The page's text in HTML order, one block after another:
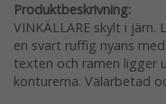
Produktbeskrivning:
VINKÄLLARE skylt i
en svart ruffig nyans
texten och ramen ligger
konturerna. Välarbetad